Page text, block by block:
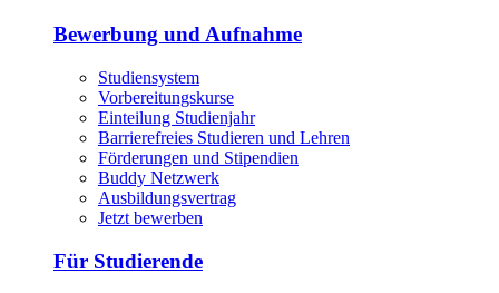
Bewerbung und Aufnahme
Studiensystem
Vorbereitungskurse
Einteilung Studienjahr
Barrierefreies Studieren und Lehren
Förderungen und Stipendien
Buddy Netzwerk
Ausbildungsvertrag
Jetzt bewerben
Für Studierende